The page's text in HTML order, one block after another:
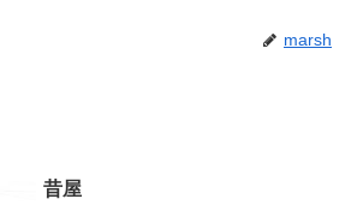
marsh
昔屋